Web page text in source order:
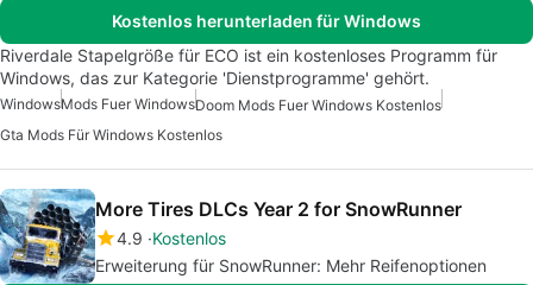
Kostenlos herunterladen für Windows
Riverdale Stapelgröße für ECO ist ein kostenloses Programm für
Windows, das zur Kategorie 'Dienstprogramme' gehört.
WindowsMods Fuer WindowsDoom Mods Fuer Windows Kostenlos
Gta Mods Für Windows Kostenlos
More Tires DLCs Year 2 for SnowRunner
4.9 Kostenlos
Erweiterung für SnowRunner: Mehr Reifenoptionen